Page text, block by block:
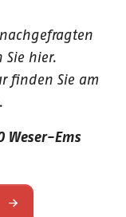
hier.
finden Sie am
Weser-Ems